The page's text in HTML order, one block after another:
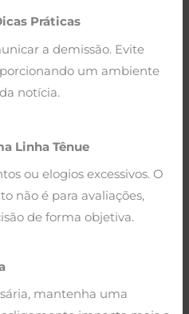
Práticas
a demissão. Evite
um ambiente
notícia.
Linha Tênue
ou elogios excessivos. O
não é para avaliações,
de forma objetiva.
mantenha uma